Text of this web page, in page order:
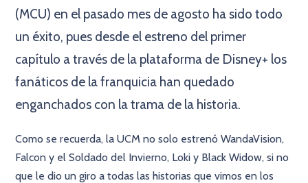
(MCU) en el pasado mes de agosto ha sido todo
un éxito, pues desde el estreno del primer
capítulo a través de la plataforma de Disney+ los
fanáticos de la franquicia han quedado
enganchados con la trama de la historia.
Como se recuerda, la UCM no solo estrenó WandaVision,
Falcon y el Soldado del Invierno, Loki y Black Widow, si no
que le dio un giro a todas las historias que vimos en los